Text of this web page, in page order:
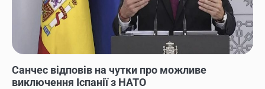
Санчес відповів на чутки про можливе
виключення Іспанії з НАТО